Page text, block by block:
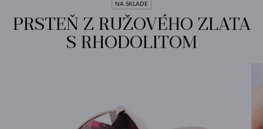
NA SKLADE
PRSTEŇ Z RUŽOVÉHO ZLATA
S RHODOLITOM